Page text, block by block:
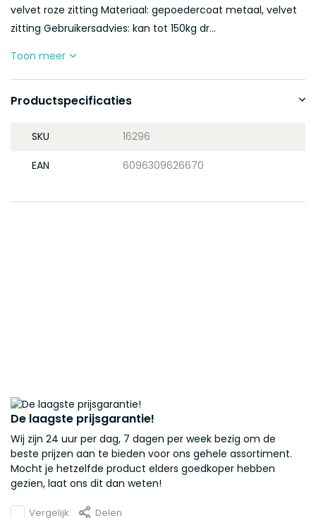
velvet roze zitting Materiaal: gepoedercoat metaal, velvet
zitting Gebruikersadvies: kan tot 150kg dr...
Toon meer
Productspecificaties
SKU 16296
EAN 6096309626670
De laagste prijsgarantie!
Wij zijn 24 uur per dag, 7 dagen per week bezig om de
beste prijzen aan te bieden voor ons gehele assortiment.
Mocht je hetzelfde product elders goedkoper hebben
gezien, laat ons dit dan weten!
Vergelijk Delen